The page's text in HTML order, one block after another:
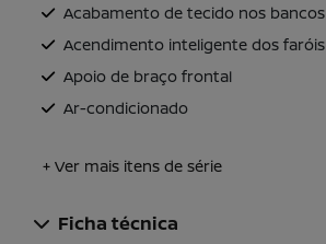
Acabamento de tecido nos bancos
Acendimento inteligente dos faróis
Apoio de braço frontal
Ar-condicionado
+ Ver mais itens de série
Ficha técnica